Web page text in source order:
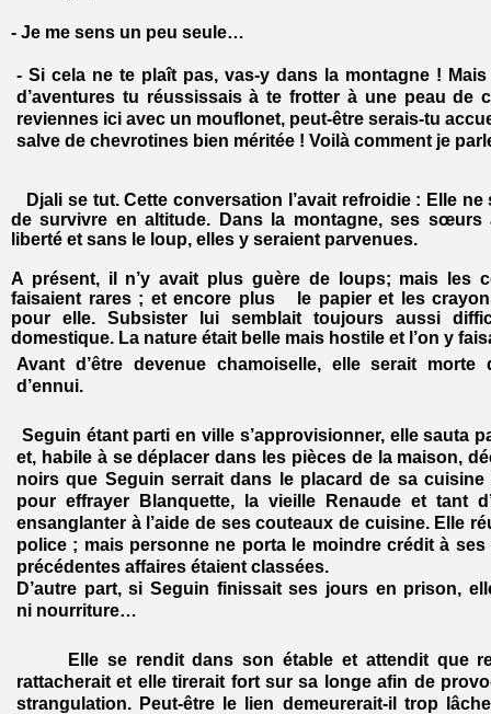
- Je me sens un peu seule…
- Si cela ne te plaît pas, vas-y dans la montagne !
d’aventures tu réussissais à te frotter à une peau de
reviennes ici avec un mouflonet, peut-être serais-tu
salve de chevrotines bien méritée ! Voilà comment je
Djali se tut. Cette conversation l’avait refroidie : Elle
de survivre en altitude. Dans la montagne, ses sœurs
liberté et sans le loup, elles y seraient parvenues.
A présent, il n’y avait plus guère de loups; mais les
faisaient rares ; et encore plus le papier et les
pour elle. Subsister lui semblait toujours aussi
domestique. La nature était belle mais hostile et l’on y
Avant d’être devenue chamoiselle, elle serait
d’ennui.
Seguin étant parti en ville s’approvisionner, elle sauta
et, habile à se déplacer dans les pièces de la maison,
noirs que Seguin serrait dans le placard de sa cuisine
pour effrayer Blanquette, la vieille Renaude et tant
ensanglanter à l’aide de ses couteaux de cuisine. Elle
police ; mais personne ne porta le moindre crédit à
précédentes affaires étaient classées.
D’autre part, si Seguin finissait ses jours en prison,
ni nourriture…
Elle se rendit dans son étable et attendit que
rattacherait et elle tirerait fort sur sa longe afin de
strangulation. Peut-être le lien demeurerait-il trop